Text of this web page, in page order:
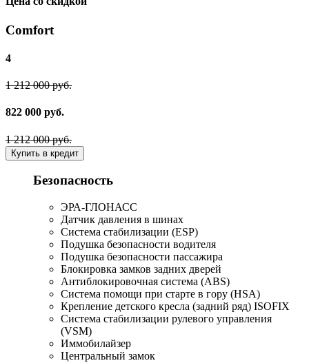
Comfort
4
1 212 000 руб.
822 000 руб.
1 212 000 руб.
Купить в кредит
Безопасность
ЭРА-ГЛОНАСС
Датчик давления в шинах
Система стабилизации (ESP)
Подушка безопасности водителя
Подушка безопасности пассажира
Блокировка замков задних дверей
Антиблокировочная система (ABS)
Система помощи при старте в гору (HSA)
Крепление детского кресла (задний ряд) ISOFIX
Система стабилизации рулевого управления
(VSM)
Иммобилайзер
Центральный замок